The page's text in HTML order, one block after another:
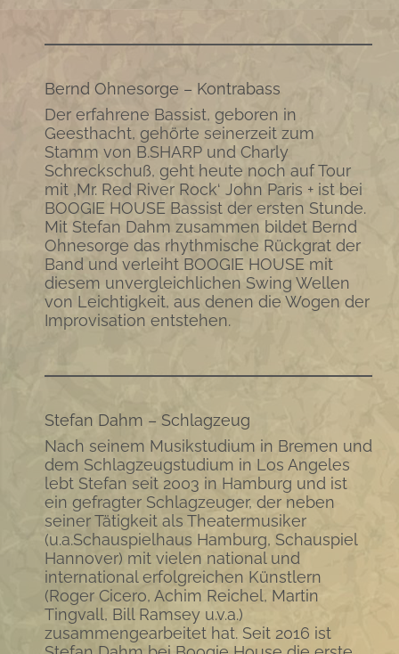
Bernd Ohnesorge – Kontrabass
Der erfahrene Bassist, geboren in
Geesthacht, gehörte seinerzeit zum
Stamm von B.SHARP und Charly
Schreckschuß, geht heute noch auf Tour
mit ‚Mr. Red River Rock‘ John Paris + ist bei
BOOGIE HOUSE Bassist der ersten Stunde.
Mit Stefan Dahm zusammen bildet Bernd
Ohnesorge das rhythmische Rückgrat der
Band und verleiht BOOGIE HOUSE mit
diesem unvergleichlichen Swing Wellen
von Leichtigkeit, aus denen die Wogen der
Improvisation entstehen.
Stefan Dahm – Schlagzeug
Nach seinem Musikstudium in Bremen und
dem Schlagzeugstudium in Los Angeles
lebt Stefan seit 2003 in Hamburg und ist
ein gefragter Schlagzeuger, der neben
seiner Tätigkeit als Theatermusiker
(u.a.Schauspielhaus Hamburg, Schauspiel
Hannover) mit vielen national und
international erfolgreichen Künstlern
(Roger Cicero, Achim Reichel, Martin
Tingvall, Bill Ramsey u.v.a.)
zusammengearbeitet hat. Seit 2016 ist